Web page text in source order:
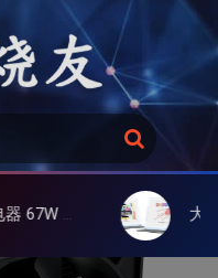
搜
索
大上 Paperlike 13K